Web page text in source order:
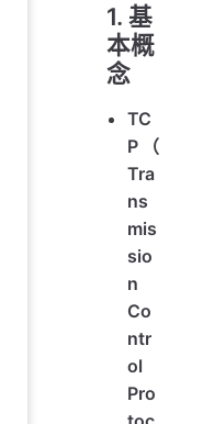
1. 基
本概
念
TC
P（
Tra
ns
mis
sio
n
Co
ntr
ol
Pro